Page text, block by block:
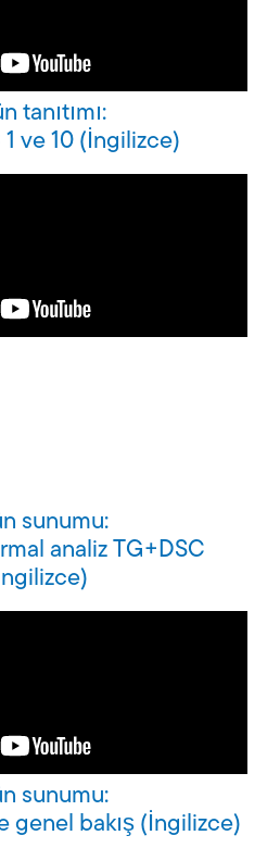
tanıtımı:
ve 10 (İngilizce)
sunumu:
analiz TG+DSC
sunumu:
genel bakış (İngilizce)